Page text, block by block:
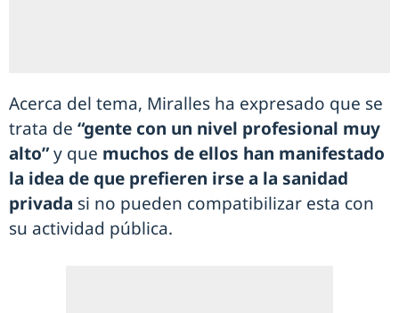
Acerca del tema, Miralles ha expresado que se
trata de “gente con un nivel profesional muy
alto”y que muchos de ellos han manifestado
la idea de que prefieren irse a la sanidad
privada si no pueden compatibilizar esta con
su actividad pública.